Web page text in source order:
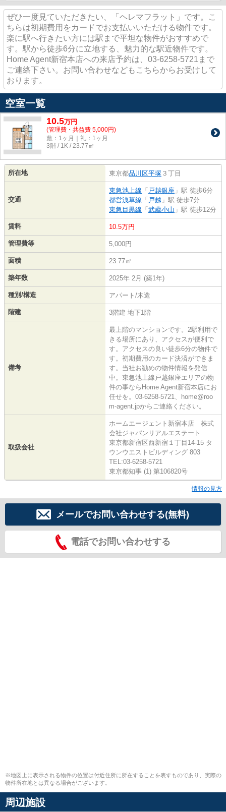
ぜひ一度見ていただきたい、「ヘレマフラット」です。こ
ちらは初期費用をカードでお支払いいただける物件です。
楽に駅へ行きたい方には駅まで平坦な物件がおすすめで
す。駅から徒歩6分に立地する、魅力的な駅近物件です。
Home Agent新宿本店への来店予約は、03-6258-5721まで
ご連絡下さい。お問い合わせなどもこちらからお受けして
おります。
空室一覧
10.5万円
(管理費・共益費 5,000円)
敷：1ヶ月｜礼：1ヶ月
3階 / 1K / 23.77㎡
所在地 東京都品川区平塚 ３丁目
交通
東急池上線 「 戸越銀座 」駅 徒歩6分
都営浅草線 「 戸越 」駅 徒歩7分
東急目黒線 「 武蔵小山 」駅 徒歩12分
賃料 10.5万円
管理費等 5,000円
面積 23.77㎡
築年数 2025年 2月 (築1年)
種別/構造 アパート/木造
階建 3階建 地下1階
備考
最上階のマンションです。2駅利用で
きる場所にあり、アクセスが便利で
す。アクセスの良い徒歩6分の物件で
す。初期費用のカード決済ができま
す。当社お勧めの物件情報を発信
中。東急池上線戸越銀座エリアの物
件の事ならHome Agent新宿本店にお
任せを。03-6258-5721、home@roo
m-agent.jpからご連絡ください。
取扱会社
ホームエージェント新宿本店 株式
会社ジャパンリアルエステート
東京都新宿区西新宿１丁目14-15 タ
ウンウエストビルディング 803
TEL:03-6258-5721
東京都知事 (1) 第106820号
情報の見方
メールでお問い合わせする(無料)
電話でお問い合わせする
※地図上に表示される物件の位置は付近住所に所在することを表すものであり、実際の
物件所在地とは異なる場合がございます。
周辺施設